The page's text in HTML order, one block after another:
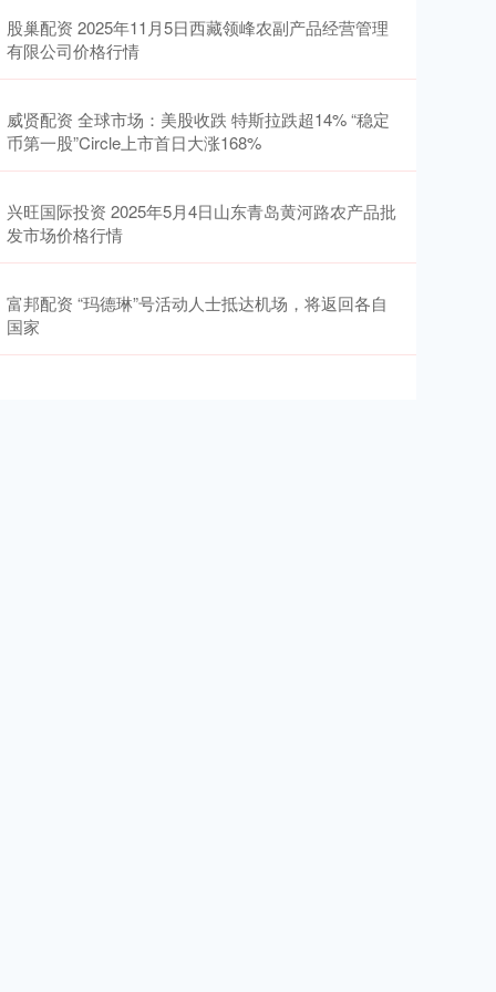
股巢配资 2025年11月5日西藏领峰农副产品经营管理
有限公司价格行情
威贤配资 全球市场：美股收跌 特斯拉跌超14% “稳定
币第一股”Circle上市首日大涨168%
兴旺国际投资 2025年5月4日山东青岛黄河路农产品批
发市场价格行情
富邦配资 “玛德琳”号活动人士抵达机场，将返回各自
国家